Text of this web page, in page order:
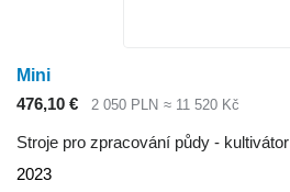
Mini
476,10 €
2 050 PLN ≈ 11 520 Kč
Stroje pro zpracování půdy - kultivátor
2023